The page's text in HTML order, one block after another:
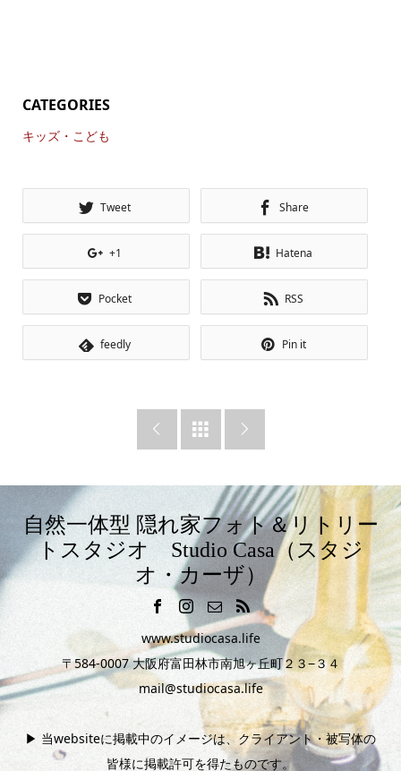
CATEGORIES
キッズ・こども
Tweet Share
+1 Hatena
Pocket RSS
feedly Pin it
  
自然一体型 隠れ家フォト＆リトリー
トスタジオ Studio Casa（スタジ
オ・カーザ）
www.studiocasa.life
〒584-0007 大阪府富田林市南旭ヶ丘町２３−３４
mail@studiocasa.life
▶︎ 当websiteに掲載中のイメージは、クライアント・被写体の
皆様に掲載許可を得たものです。